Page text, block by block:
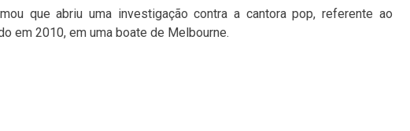
que abriu uma investigação contra a cantora pop, referente ao
em 2010, em uma boate de Melbourne.